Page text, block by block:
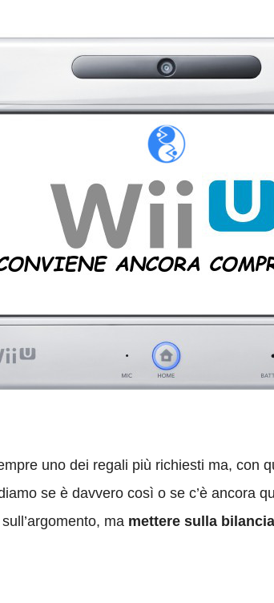
uno dei regali più richiesti ma, con
se è davvero così o se c’è ancora
ma mettere sulla